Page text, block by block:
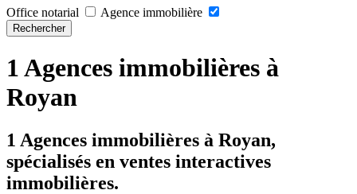
Office notarial Agence immobilière
Rechercher
1 Agences immobilières à
Royan
1 Agences immobilières à Royan,
spécialisés en ventes interactives
immobilières.